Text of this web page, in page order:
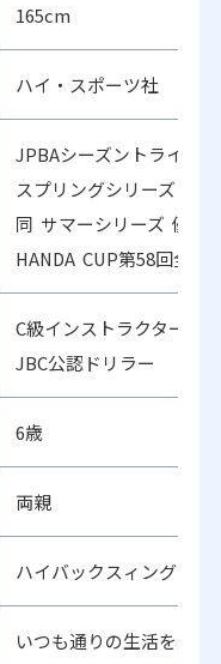
165cm
ハイ・スポーツ社
JPBAシーズントライア
スプリングシリーズ 優勝
同 サマーシリーズ 優勝
HANDA CUP第58回全
C級インストラクター
JBC公認ドリラー
6歳
両親
ハイバックスィングと大
いつも通りの生活を意識